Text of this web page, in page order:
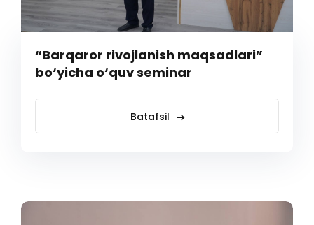
“Barqaror rivojlanish maqsadlari”
bo‘yicha o‘quv seminar
Batafsil